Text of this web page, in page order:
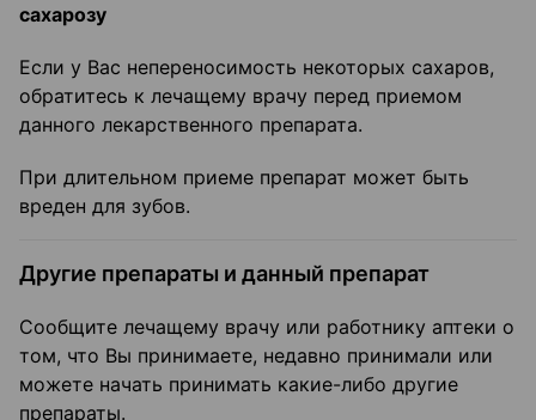
сахарозу
Если у Вас непереносимость некоторых сахаров,
обратитесь к лечащему врачу перед приемом
данного лекарственного препарата.
При длительном приеме препарат может быть
вреден для зубов.
Другие препараты и данный препарат
Сообщите лечащему врачу или работнику аптеки о
том, что Вы принимаете, недавно принимали или
можете начать принимать какие-либо другие
препараты.